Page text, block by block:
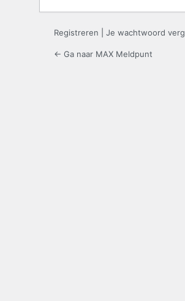
Registreren Je wachtwoord
← Ga naar MAX Meldpunt